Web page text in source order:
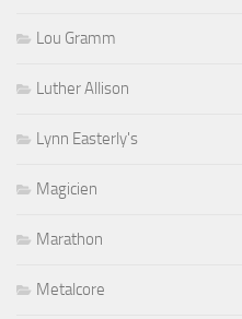
Lou Gramm
Luther Allison
Lynn Easterly's
Magicien
Marathon
Metalcore